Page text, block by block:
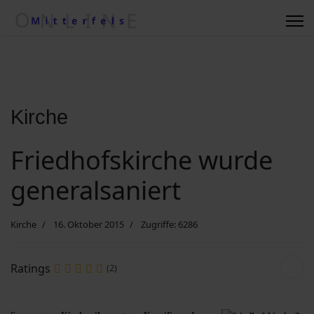
Wetterkiste
nach ....
Betriebe
Kirche
Friedhofskirche wurde
generalsaniert
Kirche 16. Oktober 2015 Zugriffe: 6286
Ratings (2)